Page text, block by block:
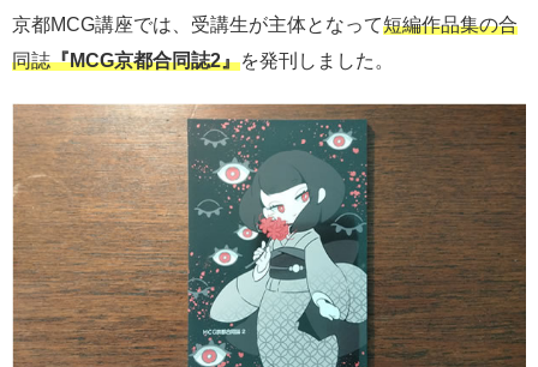
京都MCG講座では、受講生が主体となって短編作品集の合
同誌『MCG京都合同誌2』を発刊しました。